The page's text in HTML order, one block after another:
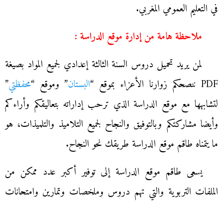
في التعليم العمومي المغربي.
ملاحظة هامة من إدارة موقع الدراسة :
لمن يريد تحميل دروس السنة الثالثة إعدادي لجميع المواد بصيغة
PDF ننصحكم زوارنا الأعزاء بموقع “
البستان” وموقع “محفظتي”
لتشابهها مع موقع الدراسة الذي ترحب إداراته بتعاليقكم وأراءكم
وأيضا مشاركتكم وبالتوفيق والنجاح لجميع التلاميذ والتلميذات، هو
ما يتمناه طاقم موقع الدراسة طريقك نحو النجاح.
يسعى طاقم موقع الدراسة إلى توفير أكبر عدد ممكن من
الملفات التربوية والتي تهم دروس وملخصات وتمارين وامتحانات